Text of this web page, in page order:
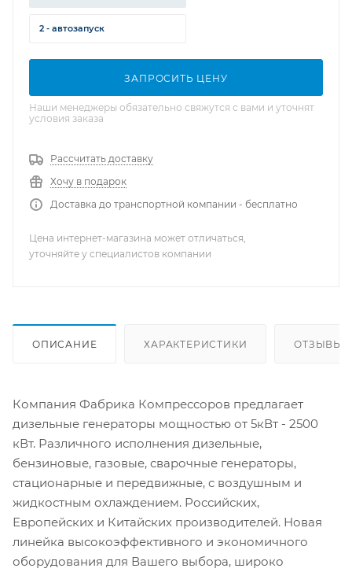
2 - автозапуск
ЗАПРОСИТЬ ЦЕНУ
Наши менеджеры обязательно свяжутся с вами и уточнят
условия заказа
Рассчитать доставку
Хочу в подарок
Доставка до транспортной компании - бесплатно
Цена интернет-магазина может отличаться,
уточняйте у специалистов компании
ОПИСАНИЕ ХАРАКТЕРИСТИКИ ОТЗЫВЫ
Компания Фабрика Компрессоров предлагает
дизельные генераторы мощностью от 5кВт - 2500
кВт. Различного исполнения дизельные,
бензиновые, газовые, сварочные генераторы,
стационарные и передвижные, с воздушным и
жидкостным охлаждением. Российских,
Европейских и Китайских производителей. Новая
линейка высокоэффективного и экономичного
оборудования для Вашего выбора, широко